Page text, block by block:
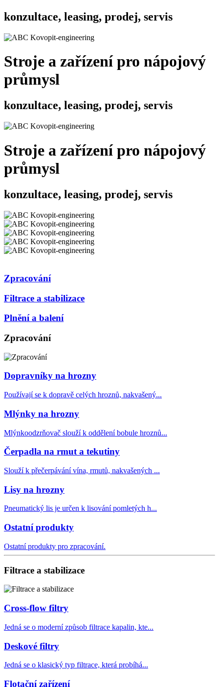
konzultace, leasing, prodej, servis
Stroje a zařízení pro nápojový
průmysl
konzultace, leasing, prodej, servis
Stroje a zařízení pro nápojový
průmysl
konzultace, leasing, prodej, servis
Zpracování
Filtrace a stabilizace
Plnění a balení
Zpracování
Dopravníky na hrozny
Používají se k dopravě celých hroznů, nakvašený...
Mlýnky na hrozny
Mlýnkoodzrňovač slouží k oddělení bobule hroznů...
Čerpadla na rmut a tekutiny
Slouží k přečerpávání vína, rmutů, nakvašených ...
Lisy na hrozny
Pneumatický lis je určen k lisování pomletých h...
Ostatní produkty
Ostatní produkty pro zpracování.
Filtrace a stabilizace
Cross-flow filtry
Jedná se o moderní způsob filtrace kapalin, kte...
Deskové filtry
Jedná se o klasický typ filtrace, která probíhá...
Flotační zařízení